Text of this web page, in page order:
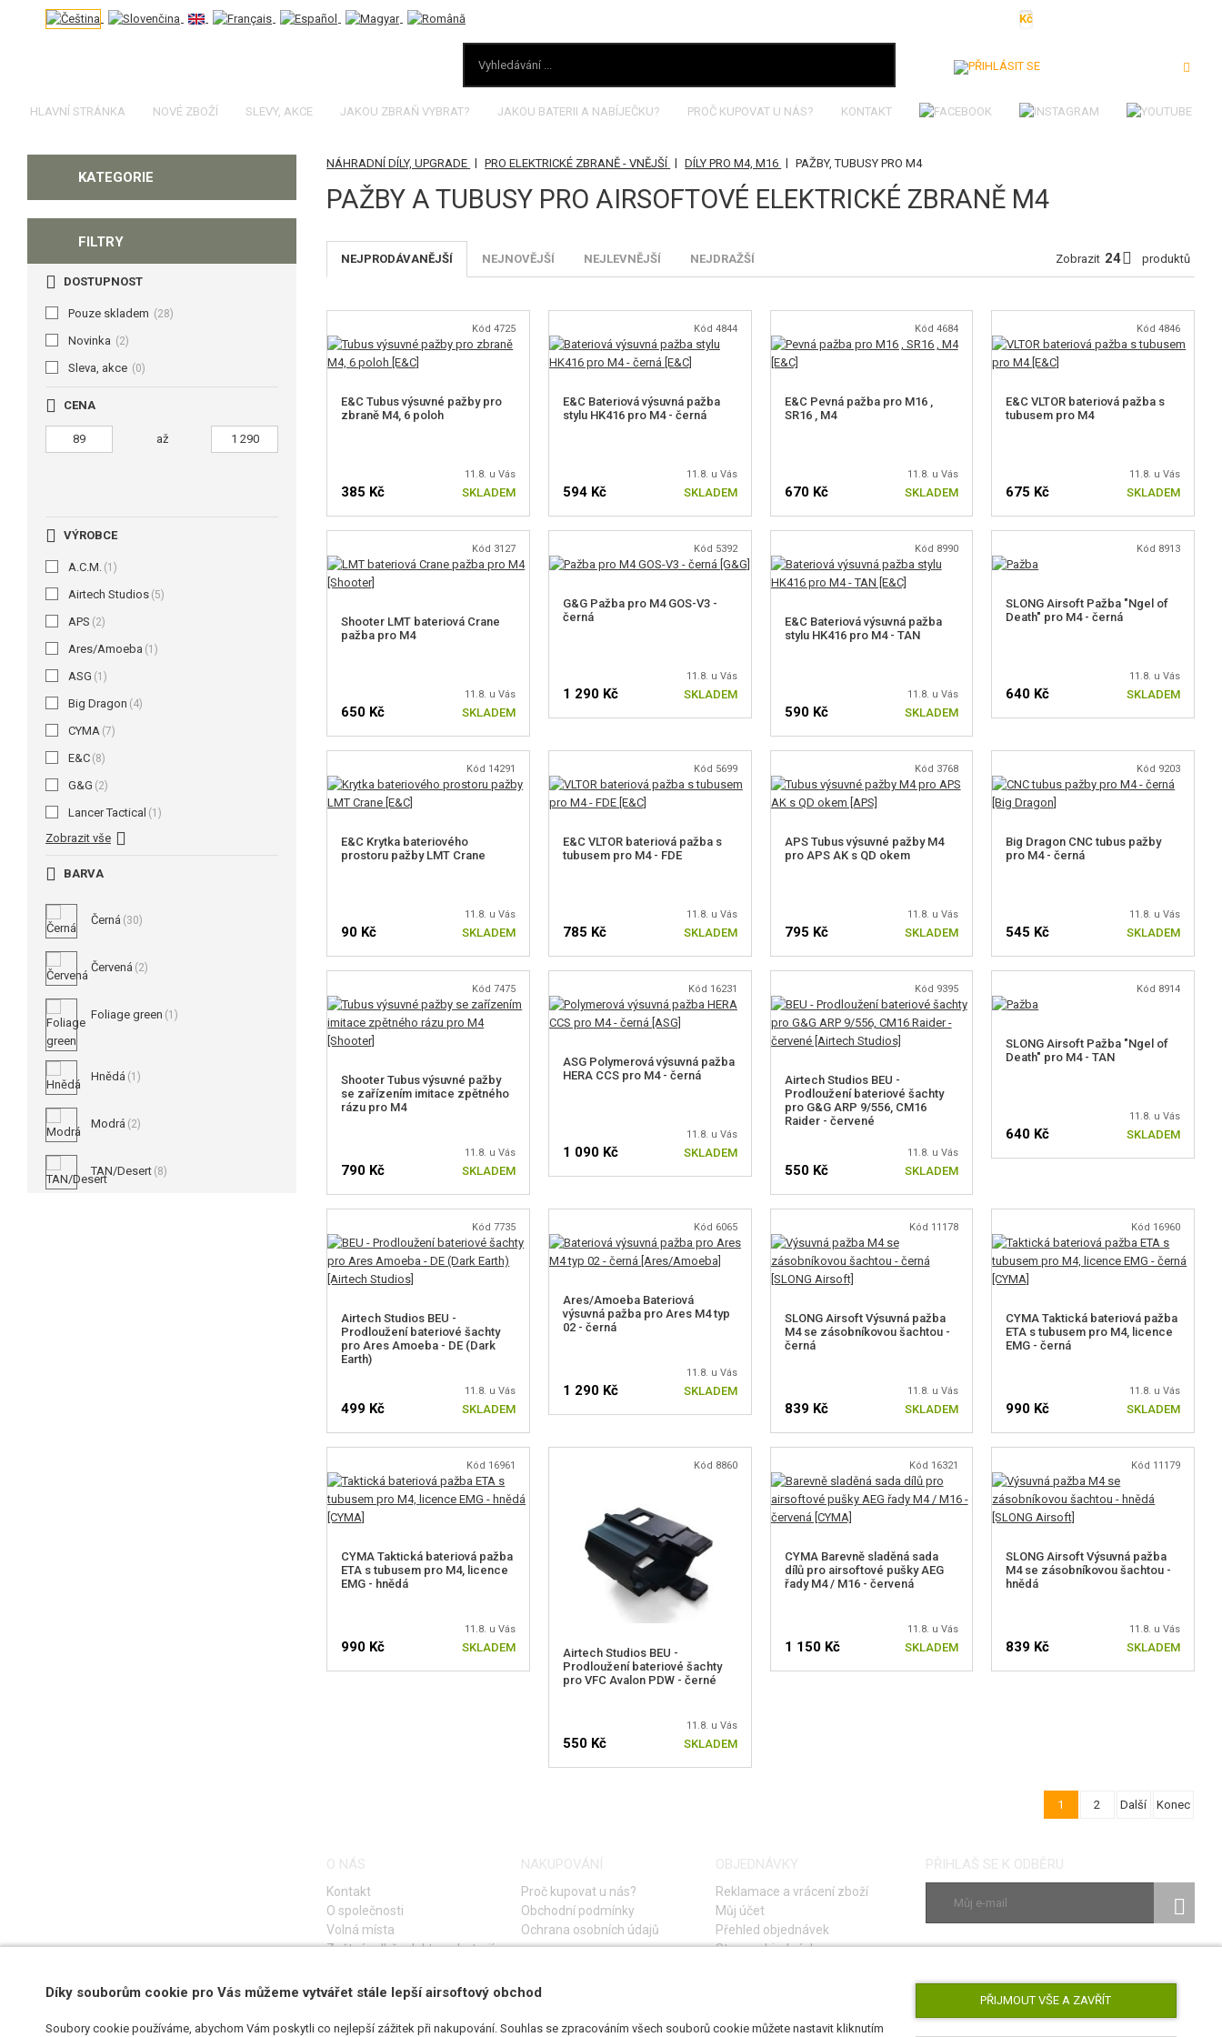
Kč
HLAVNÍ STRÁNKA NOVÉ ZBOŽÍ SLEVY, AKCE JAKOU ZBRAŇ VYBRAT? JAKOU BATERII A NABÍJEČKU? PROČ KUPOVAT U NÁS? KONTAKT
KATEGORIE
FILTRY
DOSTUPNOST
Pouze skladem (28)
Novinka (2)
Sleva, akce (0)
CENA
až
VÝROBCE
A.C.M. (1)
Airtech Studios (5)
APS (2)
Ares/Amoeba (1)
ASG (1)
Big Dragon (4)
CYMA (7)
E&C (8)
G&G (2)
Lancer Tactical (1)
Zobrazit vše
BARVA
Černá (30)
Červená (2)
Foliage green (1)
Hnědá (1)
Modrá (2)
TAN/Desert (8)
NÁHRADNÍ DÍLY, UPGRADE | PRO ELEKTRICKÉ ZBRANĚ - VNĚJŠÍ | DÍLY PRO M4, M16 | PAŽBY, TUBUSY PRO M4
PAŽBY A TUBUSY PRO AIRSOFTOVÉ ELEKTRICKÉ ZBRANĚ M4
Zobrazit produktů
NEJPRODÁVANĚJŠÍ NEJNOVĚJŠÍ NEJLEVNĚJŠÍ NEJDRAŽŠÍ
Kód 4725
E&C Tubus výsuvné pažby pro
zbraně M4, 6 poloh
11.8. u Vás
385 Kč SKLADEM
Kód 4844
E&C Bateriová výsuvná pažba
stylu HK416 pro M4 - černá
11.8. u Vás
594 Kč SKLADEM
Kód 4684
E&C Pevná pažba pro M16 ,
SR16 , M4
11.8. u Vás
670 Kč SKLADEM
Kód 4846
E&C VLTOR bateriová pažba s
tubusem pro M4
11.8. u Vás
675 Kč SKLADEM
Kód 3127
Shooter LMT bateriová Crane
pažba pro M4
11.8. u Vás
650 Kč SKLADEM
Kód 5392
G&G Pažba pro M4 GOS-V3 -
černá
11.8. u Vás
1 290 Kč SKLADEM
Kód 8990
E&C Bateriová výsuvná pažba
stylu HK416 pro M4 - TAN
11.8. u Vás
590 Kč SKLADEM
Kód 8913
SLONG Airsoft Pažba "Ngel of
Death" pro M4 - černá
11.8. u Vás
640 Kč SKLADEM
Kód 14291
E&C Krytka bateriového
prostoru pažby LMT Crane
11.8. u Vás
90 Kč SKLADEM
Kód 5699
E&C VLTOR bateriová pažba s
tubusem pro M4 - FDE
11.8. u Vás
785 Kč SKLADEM
Kód 3768
APS Tubus výsuvné pažby M4
pro APS AK s QD okem
11.8. u Vás
795 Kč SKLADEM
Kód 9203
Big Dragon CNC tubus pažby
pro M4 - černá
11.8. u Vás
545 Kč SKLADEM
Kód 7475
Shooter Tubus výsuvné pažby
se zařízením imitace zpětného
rázu pro M4
11.8. u Vás
790 Kč SKLADEM
Kód 16231
ASG Polymerová výsuvná pažba
HERA CCS pro M4 - černá
11.8. u Vás
1 090 Kč SKLADEM
Kód 9395
Airtech Studios BEU -
Prodloužení bateriové šachty
pro G&G ARP 9/556, CM16
Raider - červené
11.8. u Vás
550 Kč SKLADEM
Kód 8914
SLONG Airsoft Pažba "Ngel of
Death" pro M4 - TAN
11.8. u Vás
640 Kč SKLADEM
Kód 7735
Airtech Studios BEU -
Prodloužení bateriové šachty
pro Ares Amoeba - DE (Dark
Earth)
11.8. u Vás
499 Kč SKLADEM
Kód 6065
Ares/Amoeba Bateriová
výsuvná pažba pro Ares M4 typ
02 - černá
11.8. u Vás
1 290 Kč SKLADEM
Kód 11178
SLONG Airsoft Výsuvná pažba
M4 se zásobníkovou šachtou -
černá
11.8. u Vás
839 Kč SKLADEM
Kód 16960
CYMA Taktická bateriová pažba
ETA s tubusem pro M4, licence
EMG - černá
11.8. u Vás
990 Kč SKLADEM
Kód 16961
CYMA Taktická bateriová pažba
ETA s tubusem pro M4, licence
EMG - hnědá
11.8. u Vás
990 Kč SKLADEM
Kód 8860
Airtech Studios BEU -
Prodloužení bateriové šachty
pro VFC Avalon PDW - černé
11.8. u Vás
550 Kč SKLADEM
Kód 16321
CYMA Barevně sladěná sada
dílů pro airsoftové pušky AEG
řady M4 / M16 - červená
11.8. u Vás
1 150 Kč SKLADEM
Kód 11179
SLONG Airsoft Výsuvná pažba
M4 se zásobníkovou šachtou -
hnědá
11.8. u Vás
839 Kč SKLADEM
1 2 Další Konec
O NÁS
Kontakt
O společnosti
Volná místa
Zpětný odběr elektro a baterií
NAKUPOVÁNÍ
Proč kupovat u nás?
Obchodní podmínky
Ochrana osobních údajů
OBJEDNÁVKY
Reklamace a vrácení zboží
Můj účet
Přehled objednávek
Storno objednávky
PŘIHLAŠ SE K ODBĚRU
Díky souborům cookie pro Vás můžeme vytvářet stále lepší airsoftový obchod
Soubory cookie používáme, abychom Vám poskytli co nejlepší zážitek při nakupování. Souhlas se zpracováním všech souborů cookie můžete nastavit kliknutím
PŘIJMOUT VŠE A ZAVŘÍT